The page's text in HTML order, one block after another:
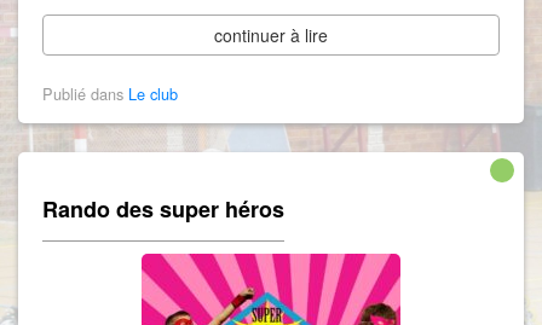
continuer à lire
Publié dans Le club
Rando des super héros